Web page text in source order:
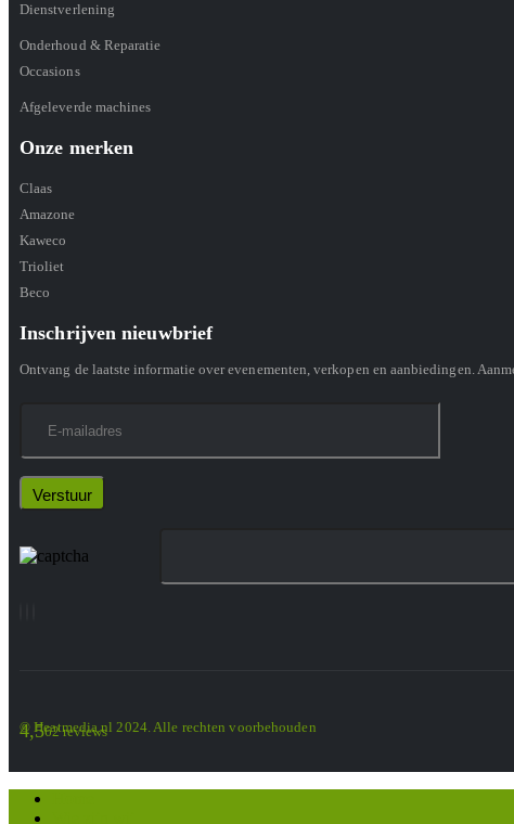
Dienstverlening
Onderhoud & Reparatie
Occasions
Afgeleverde machines
Onze merken
Claas
Amazone
Kaweco
Trioliet
Beco
Inschrijven nieuwbrief
Ontvang de laatste informatie over evenementen, verkopen en aanbiedingen.
© Heatmedia.nl 2024. Alle rechten voorbehouden
4,562 reviews